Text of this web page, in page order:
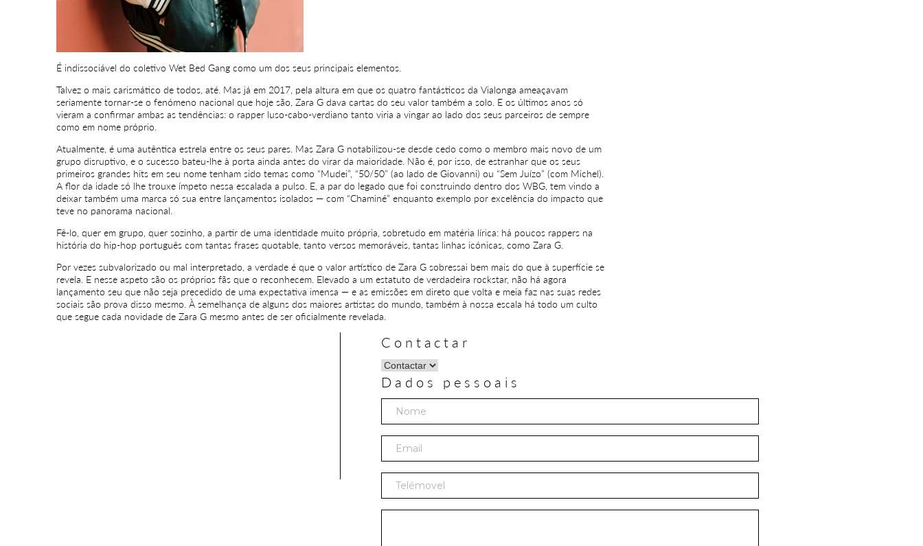
É indissociável do coletivo Wet Bed Gang como um dos seus principais elementos.
Talvez o mais carismático de todos, até. Mas já em 2017, pela altura em que os quatro fantásticos da Vialonga ameaçavam
seriamente tornar-se o fenómeno nacional que hoje são, Zara G dava cartas do seu valor também a solo. E os últimos anos só
vieram a confirmar ambas as tendências: o rapper luso-cabo-verdiano tanto viria a vingar ao lado dos seus parceiros de sempre
como em nome próprio.
Atualmente, é uma autêntica estrela entre os seus pares. Mas Zara G notabilizou-se desde cedo como o membro mais novo de um
grupo disruptivo, e o sucesso bateu-lhe à porta ainda antes do virar da maioridade. Não é, por isso, de estranhar que os seus
primeiros grandes hits em seu nome tenham sido temas como “Mudei”, “50/50” (ao lado de Giovanni) ou “Sem Juízo” (com Michel).
A flor da idade só lhe trouxe ímpeto nessa escalada a pulso. E, a par do legado que foi construindo dentro dos WBG, tem vindo a
deixar também uma marca só sua entre lançamentos isolados — com “Chaminé” enquanto exemplo por excelência do impacto que
teve no panorama nacional.
Fê-lo, quer em grupo, quer sozinho, a partir de uma identidade muito própria, sobretudo em matéria lírica: há poucos rappers na
história do hip-hop português com tantas frases quotable, tanto versos memoráveis, tantas linhas icónicas, como Zara G.
Por vezes subvalorizado ou mal interpretado, a verdade é que o valor artístico de Zara G sobressai bem mais do que à superfície se
revela. E nesse aspeto são os próprios fãs que o reconhecem. Elevado a um estatuto de verdadeira rockstar, não há agora
lançamento seu que não seja precedido de uma expectativa imensa — e as emissões em direto que volta e meia faz nas suas redes
sociais são prova disso mesmo. À semelhança de alguns dos maiores artistas do mundo, também à nossa escala há todo um culto
que segue cada novidade de Zara G mesmo antes de ser oficialmente revelada.
Contactar
Dados pessoais